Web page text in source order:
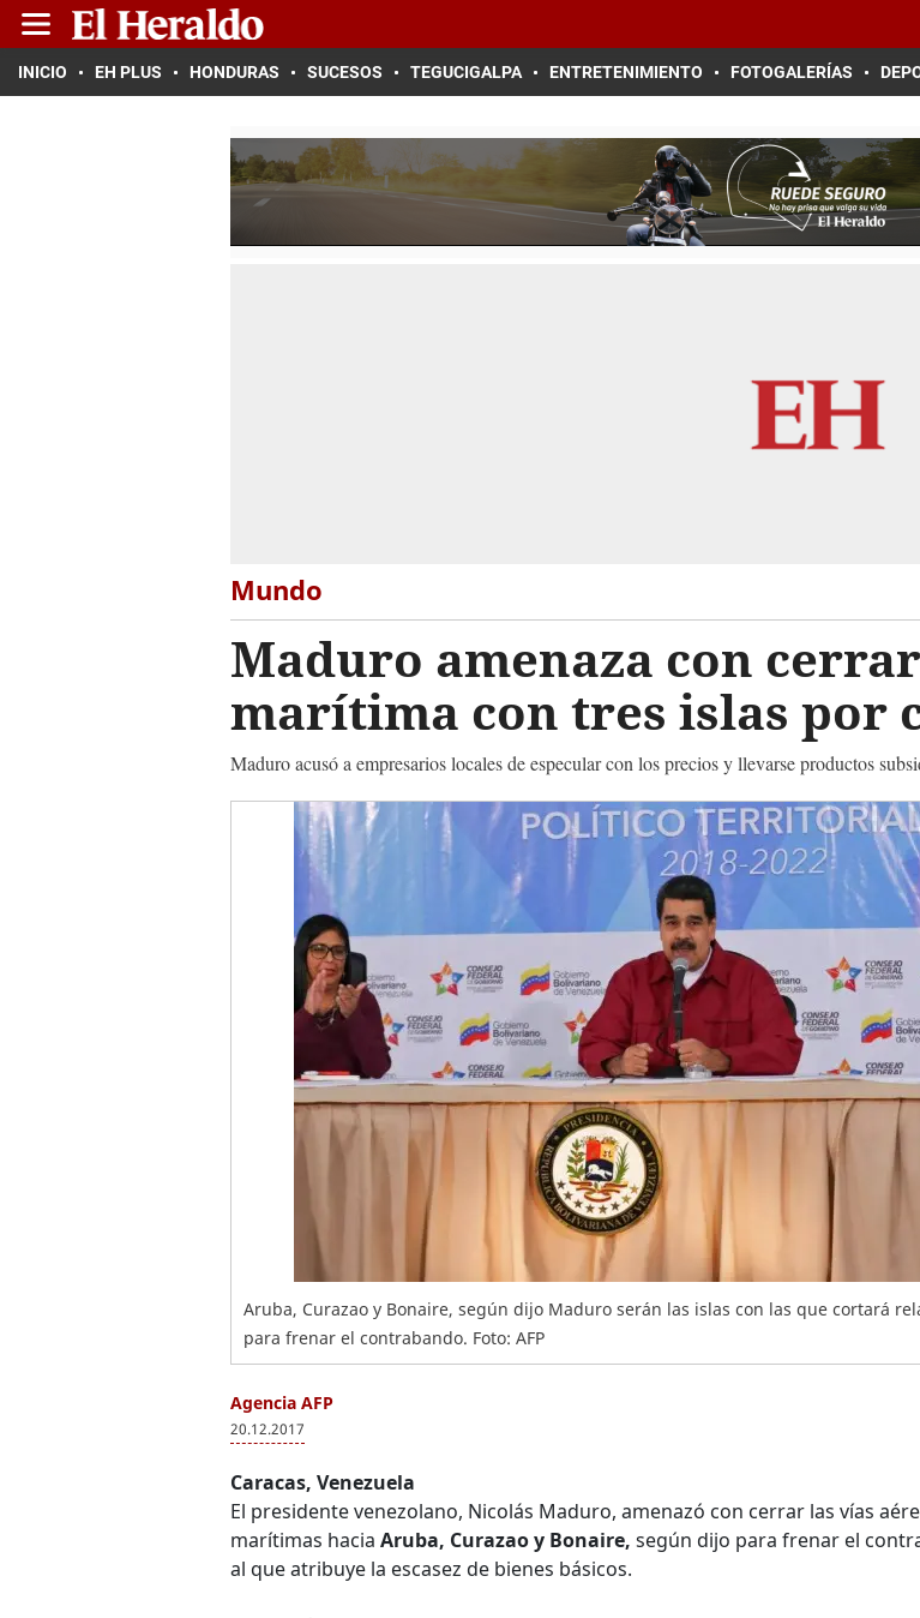
INICIO EH PLUS HONDURAS SUCESOS TEGUCIGALPA ENTRETENIMIENTO FOTOGALERÍAS
Mundo
Maduro amenaza con
marítima con tres islas por
Maduro acusó a empresarios locales de especular con los precios y llevarse productos
Aruba, Curazao y Bonaire, según dijo Maduro serán las islas con las que cortará
para frenar el contrabando. Foto: AFP
Agencia AFP
20.12.2017
Caracas, Venezuela
El presidente venezolano, Nicolás Maduro, amenazó con cerrar las vías
marítimas hacia Aruba, Curazao y Bonaire, según dijo para frenar el
al que atribuye la escasez de bienes básicos.